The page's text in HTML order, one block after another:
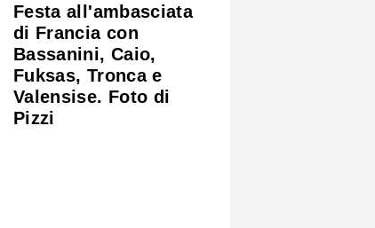
Festa all'ambasciata
di Francia con
Bassanini, Caio,
Fuksas, Tronca e
Valensise. Foto di
Pizzi